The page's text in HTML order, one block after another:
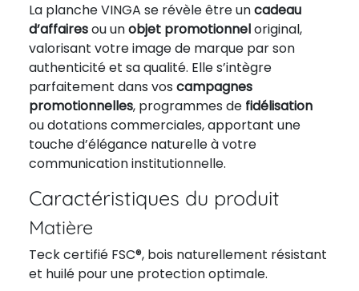
La planche VINGA se révèle être uncadeau
d’affairesou unobjet promotionneloriginal,
valorisant votre image de marque par son
authenticité et sa qualité. Elle s’intègre
parfaitement dans vos campagnes
promotionnelles, programmes de fidélisation
ou dotations commerciales, apportant une
touche d’élégance naturelle à votre
communication institutionnelle.
Caractéristiques du produit
Matière
Teck certifié FSC®, bois naturellement résistant
et huilé pour une protection optimale.